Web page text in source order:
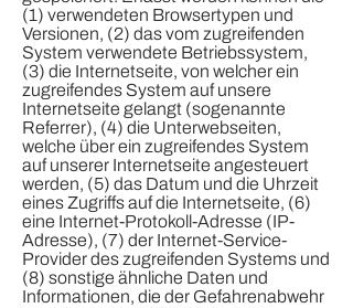
(1) verwendeten Browsertypen und
Versionen, (2) das vom zugreifenden
System verwendete Betriebssystem,
(3) die Internetseite, von welcher ein
zugreifendes System auf unsere
Internetseite gelangt (sogenannte
Referrer), (4) die Unterwebseiten,
welche über ein zugreifendes System
auf unserer Internetseite angesteuert
werden, (5) das Datum und die Uhrzeit
eines Zugriffs auf die Internetseite, (6)
eine Internet-Protokoll-Adresse (IP-
Adresse), (7) der Internet-Service-
Provider des zugreifenden Systems und
(8) sonstige ähnliche Daten und
Informationen, die der Gefahrenabwehr